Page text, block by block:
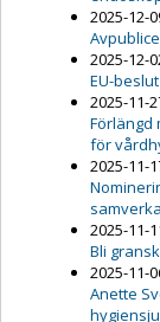
2025-12-
2025-12-
EU-
2025-11-
Förlängd
för
2025-11-
2025-11-
Bli
2025-11-
Anette